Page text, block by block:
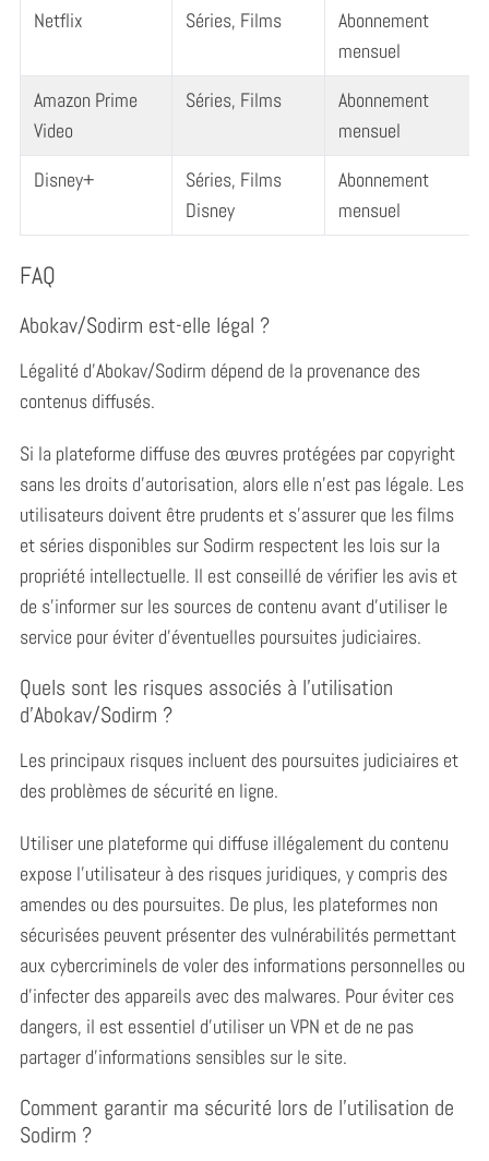
Netflix
Séries, Films
Abonnement
mensuel
Amazon Prime
Video
Séries, Films
Abonnement
mensuel
Disney+
Séries, Films
Disney
Abonnement
mensuel
FAQ
Abokav/Sodirm est-elle légal ?
Légalité d’Abokav/Sodirm dépend de la provenance des
contenus diffusés.
Si la plateforme diffuse des œuvres protégées par copyright
sans les droits d’autorisation, alors elle n’est pas légale. Les
utilisateurs doivent être prudents et s’assurer que les films
et séries disponibles sur Sodirm respectent les lois sur la
propriété intellectuelle. Il est conseillé de vérifier les avis et
de s’informer sur les sources de contenu avant d’utiliser le
service pour éviter d’éventuelles poursuites judiciaires.
Quels sont les risques associés à l’utilisation
d’Abokav/Sodirm ?
Les principaux risques incluent des poursuites judiciaires et
des problèmes de sécurité en ligne.
Utiliser une plateforme qui diffuse illégalement du contenu
expose l’utilisateur à des risques juridiques, y compris des
amendes ou des poursuites. De plus, les plateformes non
sécurisées peuvent présenter des vulnérabilités permettant
aux cybercriminels de voler des informations personnelles ou
d’infecter des appareils avec des malwares. Pour éviter ces
dangers, il est essentiel d’utiliser un VPN et de ne pas
partager d’informations sensibles sur le site.
Comment garantir ma sécurité lors de l’utilisation de
Sodirm ?
c
f
o